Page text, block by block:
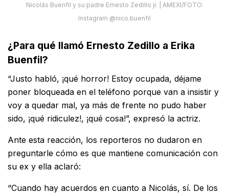
Nicolás Buenfil y su padre Ernesto Zedillo jr. | AMEXI/FOTO:
Instagram @nico.buenfil
¿Para qué llamó Ernesto Zedillo a Erika
Buenfil?
“Justo habló, ¡qué horror! Estoy ocupada, déjame
poner bloqueada en el teléfono porque van a insistir y
voy a quedar mal, ya más de frente no pudo haber
sido, ¡qué ridiculez!, ¡qué cosa!”, expresó la actriz.
Ante esta reacción, los reporteros no dudaron en
preguntarle cómo es que mantiene comunicación con
su ex y ella aclaró:
“Cuando hay acuerdos en cuanto a Nicolás, sí. De los